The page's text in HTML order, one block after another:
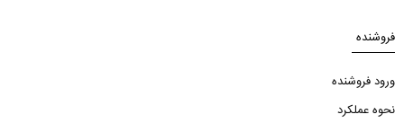
فروشنده
ورود فروشنده
نحوه عملکرد